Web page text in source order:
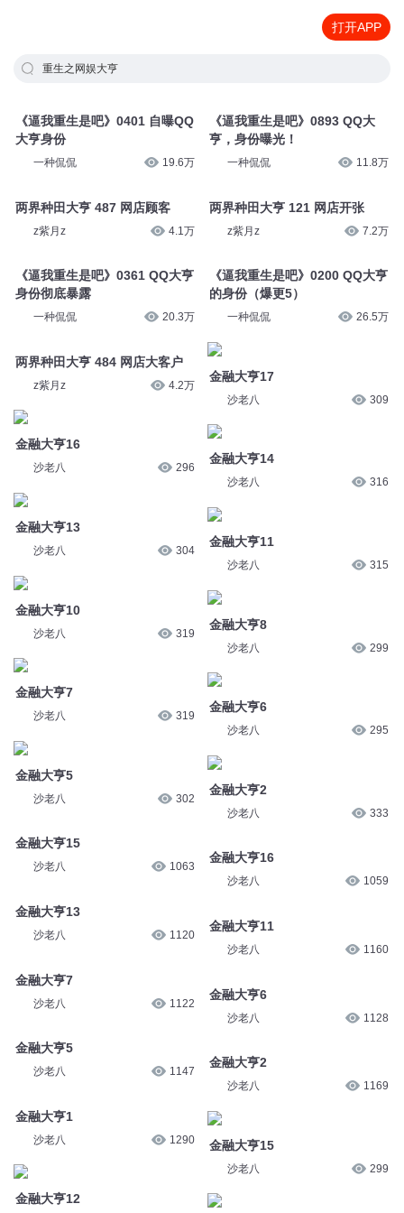
打开APP
重生之网娱大亨
《逼我重生是吧》0401 自曝QQ
大亨身份
一种侃侃 19.6万
两界种田大亨 487 网店顾客
z紫月z 4.1万
《逼我重生是吧》0361 QQ大亨
身份彻底暴露
一种侃侃 20.3万
两界种田大亨 484 网店大客户
z紫月z 4.2万
金融大亨16
沙老八 296
金融大亨13
沙老八 304
金融大亨10
沙老八 319
金融大亨7
沙老八 319
金融大亨5
沙老八 302
金融大亨15
沙老八 1063
金融大亨13
沙老八 1120
金融大亨7
沙老八 1122
金融大亨5
沙老八 1147
金融大亨1
沙老八 1290
金融大亨12
《逼我重生是吧》0893 QQ大
亨，身份曝光！
一种侃侃 11.8万
两界种田大亨 121 网店开张
z紫月z 7.2万
《逼我重生是吧》0200 QQ大亨
的身份（爆更5）
一种侃侃 26.5万
金融大亨17
沙老八 309
金融大亨14
沙老八 316
金融大亨11
沙老八 315
金融大亨8
沙老八 299
金融大亨6
沙老八 295
金融大亨2
沙老八 333
金融大亨16
沙老八 1059
金融大亨11
沙老八 1160
金融大亨6
沙老八 1128
金融大亨2
沙老八 1169
金融大亨15
沙老八 299